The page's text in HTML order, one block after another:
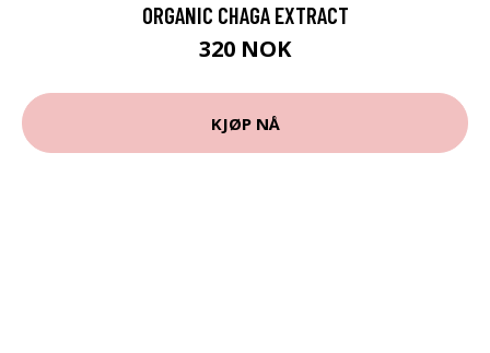
ORGANIC CHAGA EXTRACT
320 NOK
KJØP NÅ